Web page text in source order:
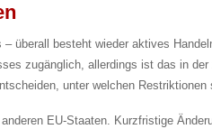
überall besteht wieder aktives
zugänglich, allerdings ist das in
unter welchen Restriktionen
EU-Staaten. Kurzfristige